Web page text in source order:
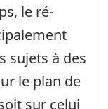
le ré-
sujets à des
le plan de
sur celui